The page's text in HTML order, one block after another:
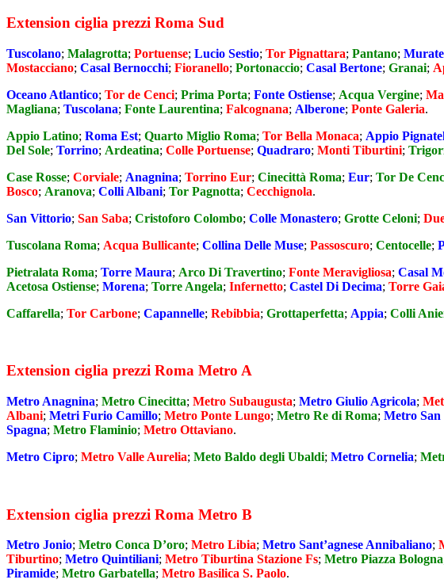
Extension ciglia prezzi Roma Sud
Tuscolano; Malagrotta; Portuense; Lucio Sestio; Tor Pignattara; Pantano;
Mostacciano; Casal Bernocchi; Fioranello; Portonaccio; Casal Bertone; Granai;
Oceano Atlantico; Tor de Cenci; Prima Porta; Fonte Ostiense; Acqua Vergine;
Magliana; Tuscolana; Fonte Laurentina; Falcognana; Alberone; Ponte Galeria.
Appio Latino; Roma Est; Quarto Miglio Roma; Tor Bella Monaca; Appio
Del Sole; Torrino; Ardeatina; Colle Portuense; Quadraro; Monti Tiburtini;
Case Rosse; Corviale; Anagnina; Torrino Eur; Cinecittà Roma; Eur; Tor De
Bosco; Aranova; Colli Albani; Tor Pagnotta; Cecchignola.
San Vittorio; San Saba; Cristoforo Colombo; Colle Monastero; Grotte Celoni;
Tuscolana Roma; Acqua Bullicante; Collina Delle Muse; Passoscuro; Centocelle;
Pietralata Roma; Torre Maura; Arco Di Travertino; Fonte Meravigliosa; Casal
Acetosa Ostiense; Morena; Torre Angela; Infernetto; Castel Di Decima; Torre
Caffarella; Tor Carbone; Capannelle; Rebibbia; Grottaperfetta; Appia; Colli
Extension ciglia prezzi Roma Metro A
Metro Anagnina; Metro Cinecitta; Metro Subaugusta; Metro Giulio Agricola;
Albani; Metri Furio Camillo; Metro Ponte Lungo; Metro Re di Roma; Metro
Spagna; Metro Flaminio; Metro Ottaviano.
Metro Cipro; Metro Valle Aurelia; Meto Baldo degli Ubaldi; Metro Cornelia;
Extension ciglia prezzi Roma Metro B
Metro Jonio; Metro Conca D’oro; Metro Libia; Metro Sant’agnese Annibaliano;
Tiburtino; Metro Quintiliani; Metro Tiburtina Stazione Fs; Metro Piazza Bologna
Piramide; Metro Garbatella; Metro Basilica S. Paolo.